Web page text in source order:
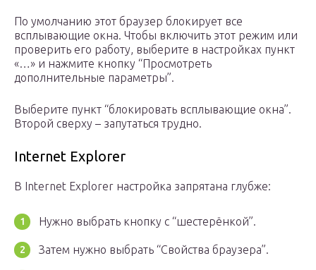
По умолчанию этот браузер блокирует все
всплывающие окна. Чтобы включить этот режим или
проверить его работу, выберите в настройках пункт
«…» и нажмите кнопку “Просмотреть
дополнительные параметры”.
Выберите пункт “блокировать всплывающие окна”.
Второй сверху – запутаться трудно.
Internet Explorer
В Internet Explorer настройка запрятана глубже:
Нужно выбрать кнопку с “шестерёнкой”.
Затем нужно выбрать “Свойства браузера”.